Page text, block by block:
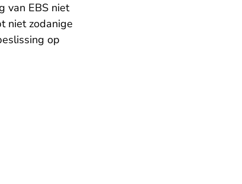
van EBS niet
niet zodanige
op